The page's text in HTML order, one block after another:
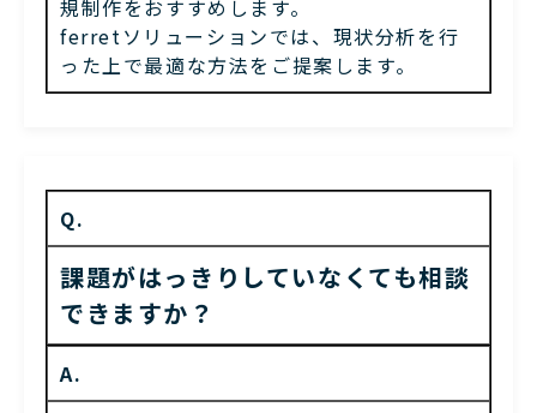
規制作をおすすめします。
ferretソリューションでは、現状分析を行
った上で最適な方法をご提案します。
Q.
課題がはっきりしていなくても相談
できますか？
A.